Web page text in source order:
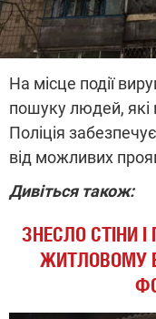
На місце події
пошуку людей, які
Поліція
від можливих
Дивіться також:
ЗНЕСЛО СТІНИ
ЖИТЛОВОМУ